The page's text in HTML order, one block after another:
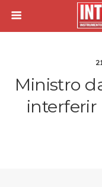
Ministro
interferir